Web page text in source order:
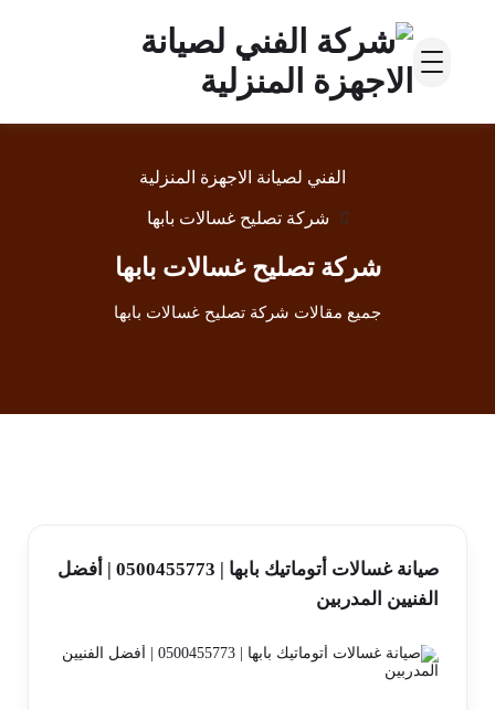
الفني لصيانة الاجهزة المنزلية
شركة تصليح غسالات بابها
شركة تصليح غسالات بابها
جميع مقالات شركة تصليح غسالات بابها
صيانة غسالات أتوماتيك بابها | 0500455773 | أفضل
الفنيين المدربين